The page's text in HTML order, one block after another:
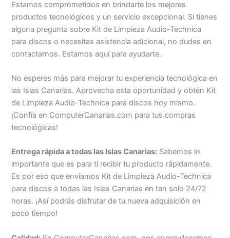
Estamos comprometidos en brindarte los mejores
productos tecnológicos y un servicio excepcional. Si tienes
alguna pregunta sobre Kit de Limpieza Audio-Technica
para discos o necesitas asistencia adicional, no dudes en
contactarnos. Estamos aquí para ayudarte.
No esperes más para mejorar tu experiencia tecnológica en
las Islas Canarias. Aprovecha esta oportunidad y obtén Kit
de Limpieza Audio-Technica para discos hoy mismo.
¡Confía en ComputerCanarias.com para tus compras
tecnológicas!
Entrega rápida a todas las Islas Canarias: Sabemos lo
importante que es para ti recibir tu producto rápidamente.
Es por eso que enviamos Kit de Limpieza Audio-Technica
para discos a todas las Islas Canarias en tan solo 24/72
horas. ¡Así podrás disfrutar de tu nueva adquisición en
poco tiempo!